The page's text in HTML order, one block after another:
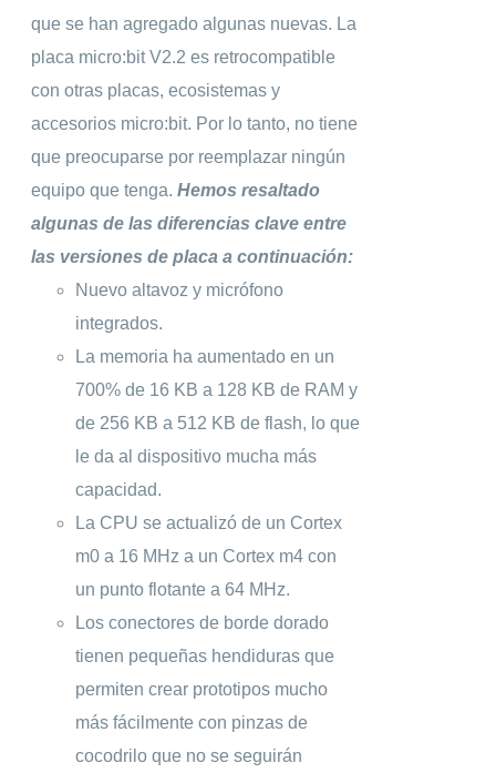
que se han agregado algunas nuevas. La
placa micro:bit V2.2 es retrocompatible
con otras placas, ecosistemas y
accesorios micro:bit. Por lo tanto, no tiene
que preocuparse por reemplazar ningún
equipo que tenga.Hemos resaltado
algunas de las diferencias clave entre
las versiones de placa a continuación:
Nuevo altavoz y micrófono
integrados.
La memoria ha aumentado en un
700% de 16 KB a 128 KB de RAM y
de 256 KB a 512 KB de flash, lo que
le da al dispositivo mucha más
capacidad.
La CPU se actualizó de un Cortex
m0 a 16 MHz a un Cortex m4 con
un punto flotante a 64 MHz.
Los conectores de borde dorado
tienen pequeñas hendiduras que
permiten crear prototipos mucho
más fácilmente con pinzas de
cocodrilo que no se seguirán